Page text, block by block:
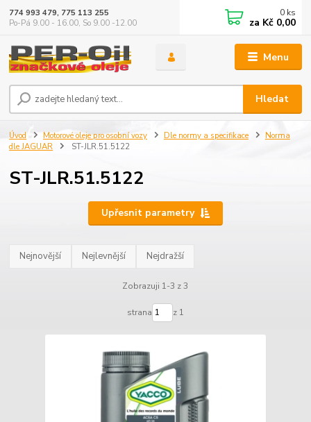
Menu
Hledat
774 993 479, 775 113 255
Po-Pá 9.00 - 16.00, So 9.00 -12.00
0 ks
za Kč 0,00
Úvod Motorové oleje pro osobní vozy Dle normy a specifikace
Norma
dle JAGUAR
ST-JLR.51.5122
ST-JLR.51.5122
Upřesnit parametry
Nejnovější Nejlevnější Nejdražší
Zobrazuji 1-3 z 3
strana z 1